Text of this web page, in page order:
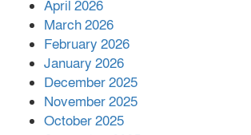
April 2026
March 2026
February 2026
January 2026
December 2025
November 2025
October 2025